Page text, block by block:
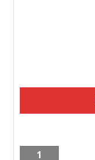
Tuš